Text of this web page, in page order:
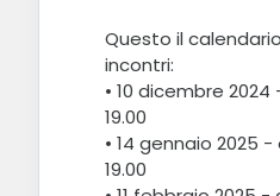
Questo il
incontri:
• 10 dicembre 2024
19.00
• 14 gennaio 2025 -
19.00